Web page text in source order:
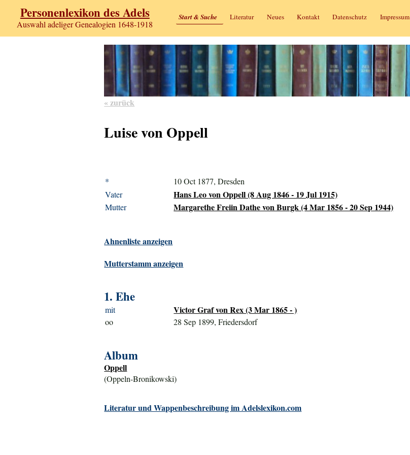
Personenlexikon des Adels
Auswahl adeliger Genealogien 1648-1918
Start & Suche Literatur Neues Kontakt Datenschutz Impressum
« zurück
Luise von Oppell
*
10 Oct 1877, Dresden
Vater
Hans Leo von Oppell (8 Aug 1846 - 19 Jul 1915)
Mutter Margarethe Freiin Dathe von Burgk (4 Mar 1856 - 20 Sep 1944)
Ahnenliste anzeigen
Mutterstamm anzeigen
1. Ehe
mit Victor Graf von Rex (3 Mar 1865 - )
oo 28 Sep 1899, Friedersdorf
Album
Oppell
(Oppeln-Bronikowski)
Literatur und Wappenbeschreibung im Adelslexikon.com